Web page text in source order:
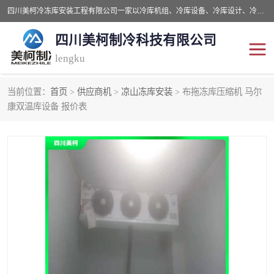
四川美柯冷冻库安装工程有限公司一家以冷库机组、冷库设备、冷库设计、冷冻库设备销售、冷库安装、冻库安装价格及技术服务为一体的综合企业，咨询热线：同等设备材料优惠10% 。公司各种类型安装组合式冷库、冷冻库、冷藏库、气调保鲜库、并提供成套设备供应、安装与调试、维护与维修、技术咨询、操作维修人员技术培训等
四川美柯制冷科技有限公司
lengku
当前位置： 首页 > 供应商机 > 凉山冻库安装 > 布拖冻库压缩机 马尔
康双温库设备 报价表
冷库安装，冷库价格
成都冻库，成都冻库价格 绵阳冻库,绵阳保鲜冷库
价
南充冻库设计,南充冻库安 遂宁冻库
资阳冻库，资阳冻库安装 泸州冻库，泸州冷库